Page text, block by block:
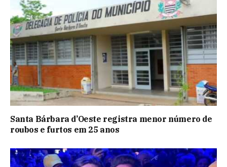
Santa Bárbara d’Oeste registra menor número de
roubos e furtos em 25 anos